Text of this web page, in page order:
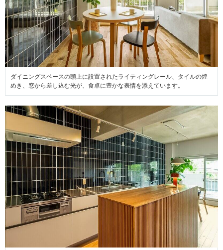
ダイニングスペースの頭上に設置されたライティングレール、タイルの煌
めき、窓から差し込む光が、食卓に豊かな表情を添えています。